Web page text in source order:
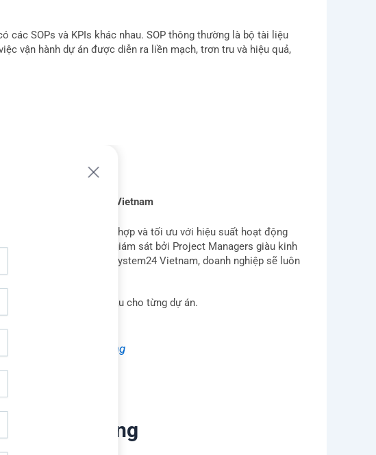
các SOPs và KPIs khác nhau. SOP thông thường là bộ tài liệu
vận hành dự án được diễn ra liền mạch, trơn tru và hiệu quả,
dự án tại Bellsystem24 Vietnam
án, đảm bảo KPI là phù hợp và tối ưu với hiệu suất hoạt động
KPI đều được theo dõi, giám sát bởi Project Managers giàu kinh
chuyên sâu của Bellsystem24 Vietnam, doanh nghiệp sẽ luôn
nguồn lực.
report chuyên sâu cho từng dự án.
Chăm sóc khách hàng
và chất lượng